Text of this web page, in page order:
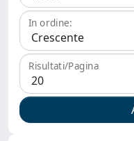
In ordine:
Risultati/Pagina